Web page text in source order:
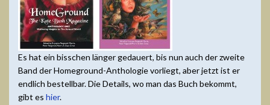
Es hat ein bisschen länger gedauert, bis nun auch der zweite
Band der Homeground-Anthologie vorliegt, aber jetzt ist er
endlich bestellbar. Die Details, wo man das Buch bekommt,
gibt es hier.